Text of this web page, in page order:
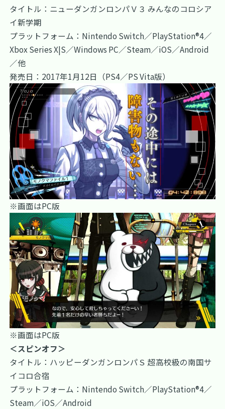
タイトル：ニューダンガンロンパＶ３ みんなのコロシア
イ新学期
プラットフォーム：Nintendo Switch／PlayStation®4／
Xbox Series X|S／Windows PC／Steam／iOS／Android
／他
発売日：2017年1月12日（PS4／PS Vita版）
※画面はPC版
※画面はPC版
＜スピンオフ＞
タイトル：ハッピーダンガンロンパＳ 超高校級の南国サ
イコロ合宿
プラットフォーム：Nintendo Switch／PlayStation®4／
Steam／iOS／Android